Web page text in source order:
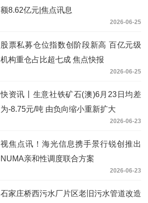
额8.62亿元|焦点讯息
2026-06-25
股票私募仓位指数创阶段新高 百亿元级
机构重仓占比超七成 焦点快报
2026-06-25
快资讯丨生意社铁矿石(澳)6月23日均差
为-8.75元/吨 由负向缩小重新扩大
2026-06-23
视焦点讯！海光信息携手景行锐创推出
NUMA亲和性调度联合方案
2026-06-23
石家庄桥西污水厂片区老旧污水管道改造